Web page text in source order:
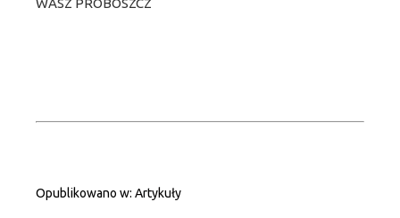
WASZ PROBOSZCZ
Opublikowano w: Artykuły